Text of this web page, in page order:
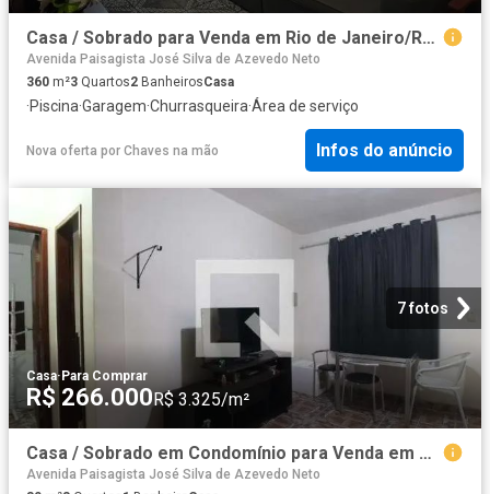
Casa / Sobrado para Venda em Rio de Janeiro/RJ Curicica 3 Quartos
Avenida Paisagista José Silva de Azevedo Neto
360 m²3 Quartos2 BanheirosCasa
·Piscina·Garagem·Churrasqueira·Área de serviço
Nova oferta por Chaves na mão Infos do anúncio
7 fotos
Casa·Para Comprar
R$ 266.000R$ 3.325/m²
Casa / Sobrado em Condomínio para Venda em Rio de Janeiro/RJ Curicica 3 Quartos
Avenida Paisagista José Silva de Azevedo Neto